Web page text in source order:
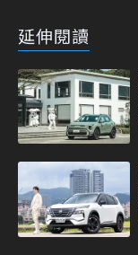
延伸閱讀